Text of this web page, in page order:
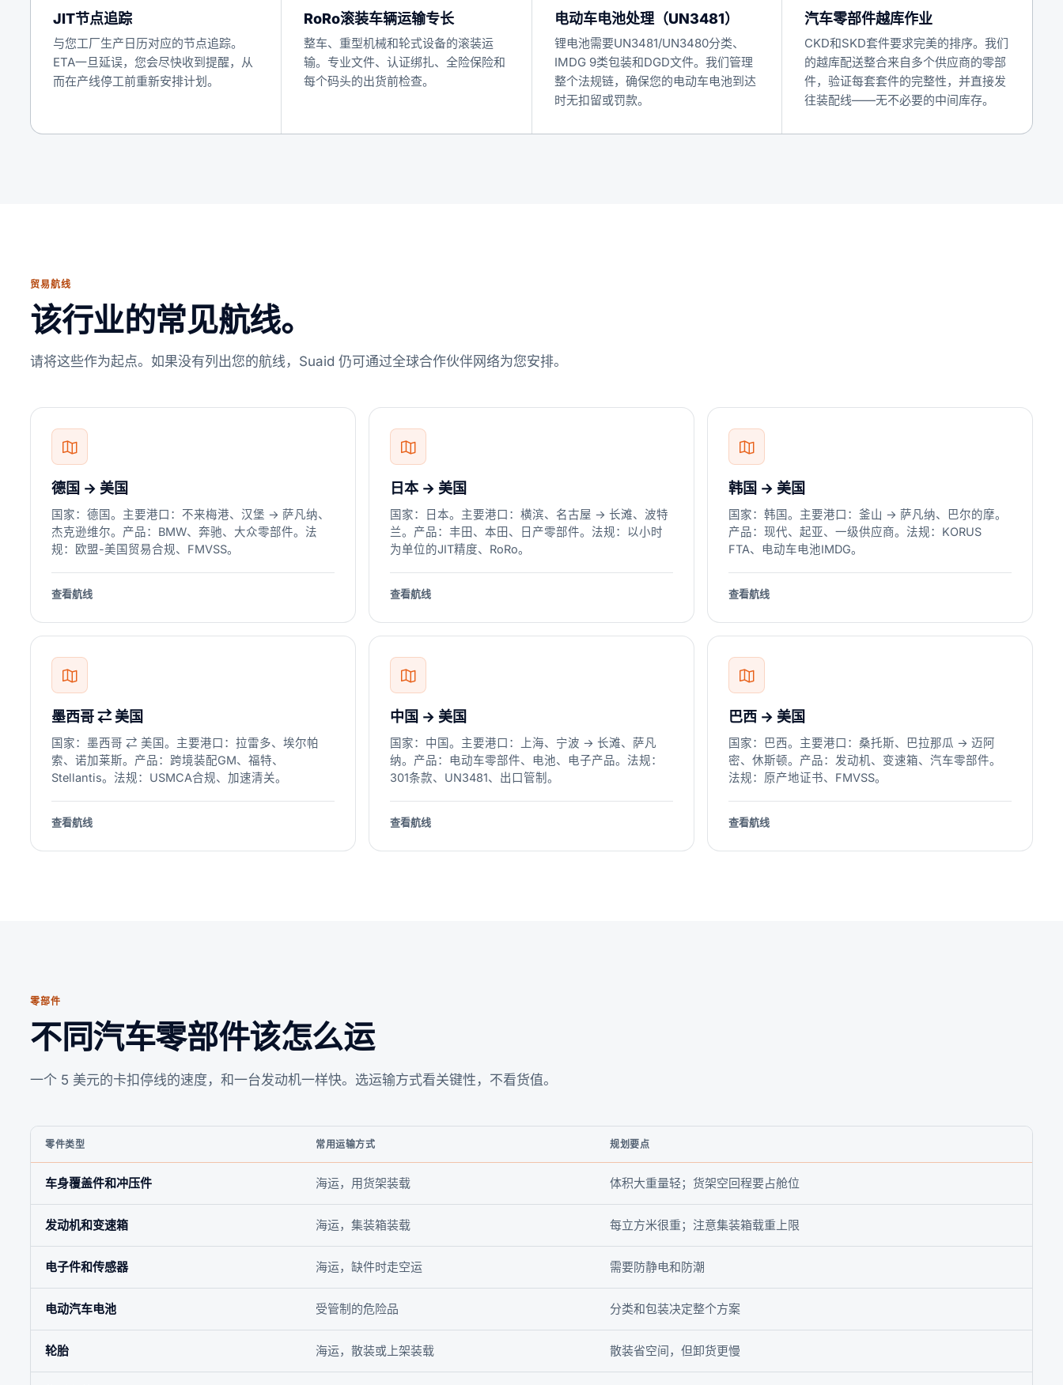
JIT节点追踪
与您工厂生产日历对应的节点追踪。
ETA一旦延误，您会尽快收到提醒，从
而在产线停工前重新安排计划。
RoRo滚装车辆运输专长
整车、重型机械和轮式设备的滚装运
输。专业文件、认证绑扎、全险保险和
每个码头的出货前检查。
电动车电池处理（UN3481）
锂电池需要UN3481/UN3480分类、
IMDG 9类包装和DGD文件。我们管理
整个法规链，确保您的电动车电池到达
时无扣留或罚款。
汽车零部件越库作业
CKD和SKD套件要求完美的排序。我们
的越库配送整合来自多个供应商的零部
件，验证每套套件的完整性，并直接发
往装配线——无不必要的中间库存。
贸易航线
该行业的常见航线。
请将这些作为起点。如果没有列出您的航线，Suaid 仍可通过全球合作伙伴网络为您安排。
德国 → 美国
国家：德国。主要港口：不来梅港、汉堡 → 萨凡纳、
杰克逊维尔。产品：BMW、奔驰、大众零部件。法
规：欧盟-美国贸易合规、FMVSS。
查看航线
日本 → 美国
国家：日本。主要港口：横滨、名古屋 → 长滩、波特
兰。产品：丰田、本田、日产零部件。法规：以小时
为单位的JIT精度、RoRo。
查看航线
韩国 → 美国
国家：韩国。主要港口：釜山 → 萨凡纳、巴尔的摩。
产品：现代、起亚、一级供应商。法规：KORUS
FTA、电动车电池IMDG。
查看航线
墨西哥 ⇄ 美国
国家：墨西哥 ⇄ 美国。主要港口：拉雷多、埃尔帕
索、诺加莱斯。产品：跨境装配GM、福特、
Stellantis。法规：USMCA合规、加速清关。
查看航线
中国 → 美国
国家：中国。主要港口：上海、宁波 → 长滩、萨凡
纳。产品：电动车零部件、电池、电子产品。法规：
301条款、UN3481、出口管制。
查看航线
巴西 → 美国
国家：巴西。主要港口：桑托斯、巴拉那瓜 → 迈阿
密、休斯顿。产品：发动机、变速箱、汽车零部件。
法规：原产地证书、FMVSS。
查看航线
零部件
不同汽车零部件该怎么运
一个 5 美元的卡扣停线的速度，和一台发动机一样快。选运输方式看关键性，不看货值。
零件类型 常用运输方式 规划要点
车身覆盖件和冲压件 海运，用货架装载 体积大重量轻；货架空回程要占舱位
发动机和变速箱 海运，集装箱装载 每立方米很重；注意集装箱载重上限
电子件和传感器 海运，缺件时走空运 需要防静电和防潮
电动汽车电池 受管制的危险品 分类和包装决定整个方案
轮胎 海运，散装或上架装载 散装省空间，但卸货更慢